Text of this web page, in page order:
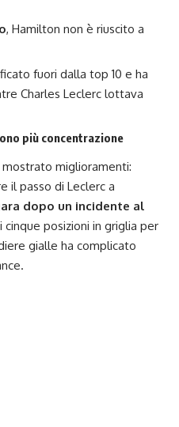
, Hamilton non è riuscito a
fuori dalla top 10 e ha
Charles Leclerc lottava
più concentrazione
miglioramenti:
il passo di Leclerc a
dopo un incidente al
posizioni in griglia per
gialle ha complicato